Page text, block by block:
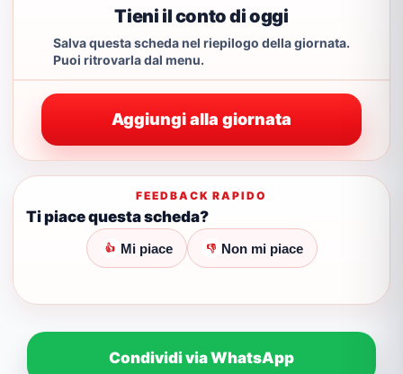
Tieni il conto di oggi
Salva questa scheda nel riepilogo della giornata.
Puoi ritrovarla dal menu.
Aggiungi alla giornata
FEEDBACK RAPIDO
Ti piace questa scheda?
👍 Mi piace 👎 Non mi piace
Condividi via WhatsApp